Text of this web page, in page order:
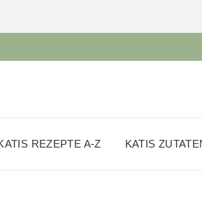
REZEPTE A-Z KATIS